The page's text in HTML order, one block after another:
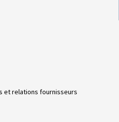
et relations fournisseurs